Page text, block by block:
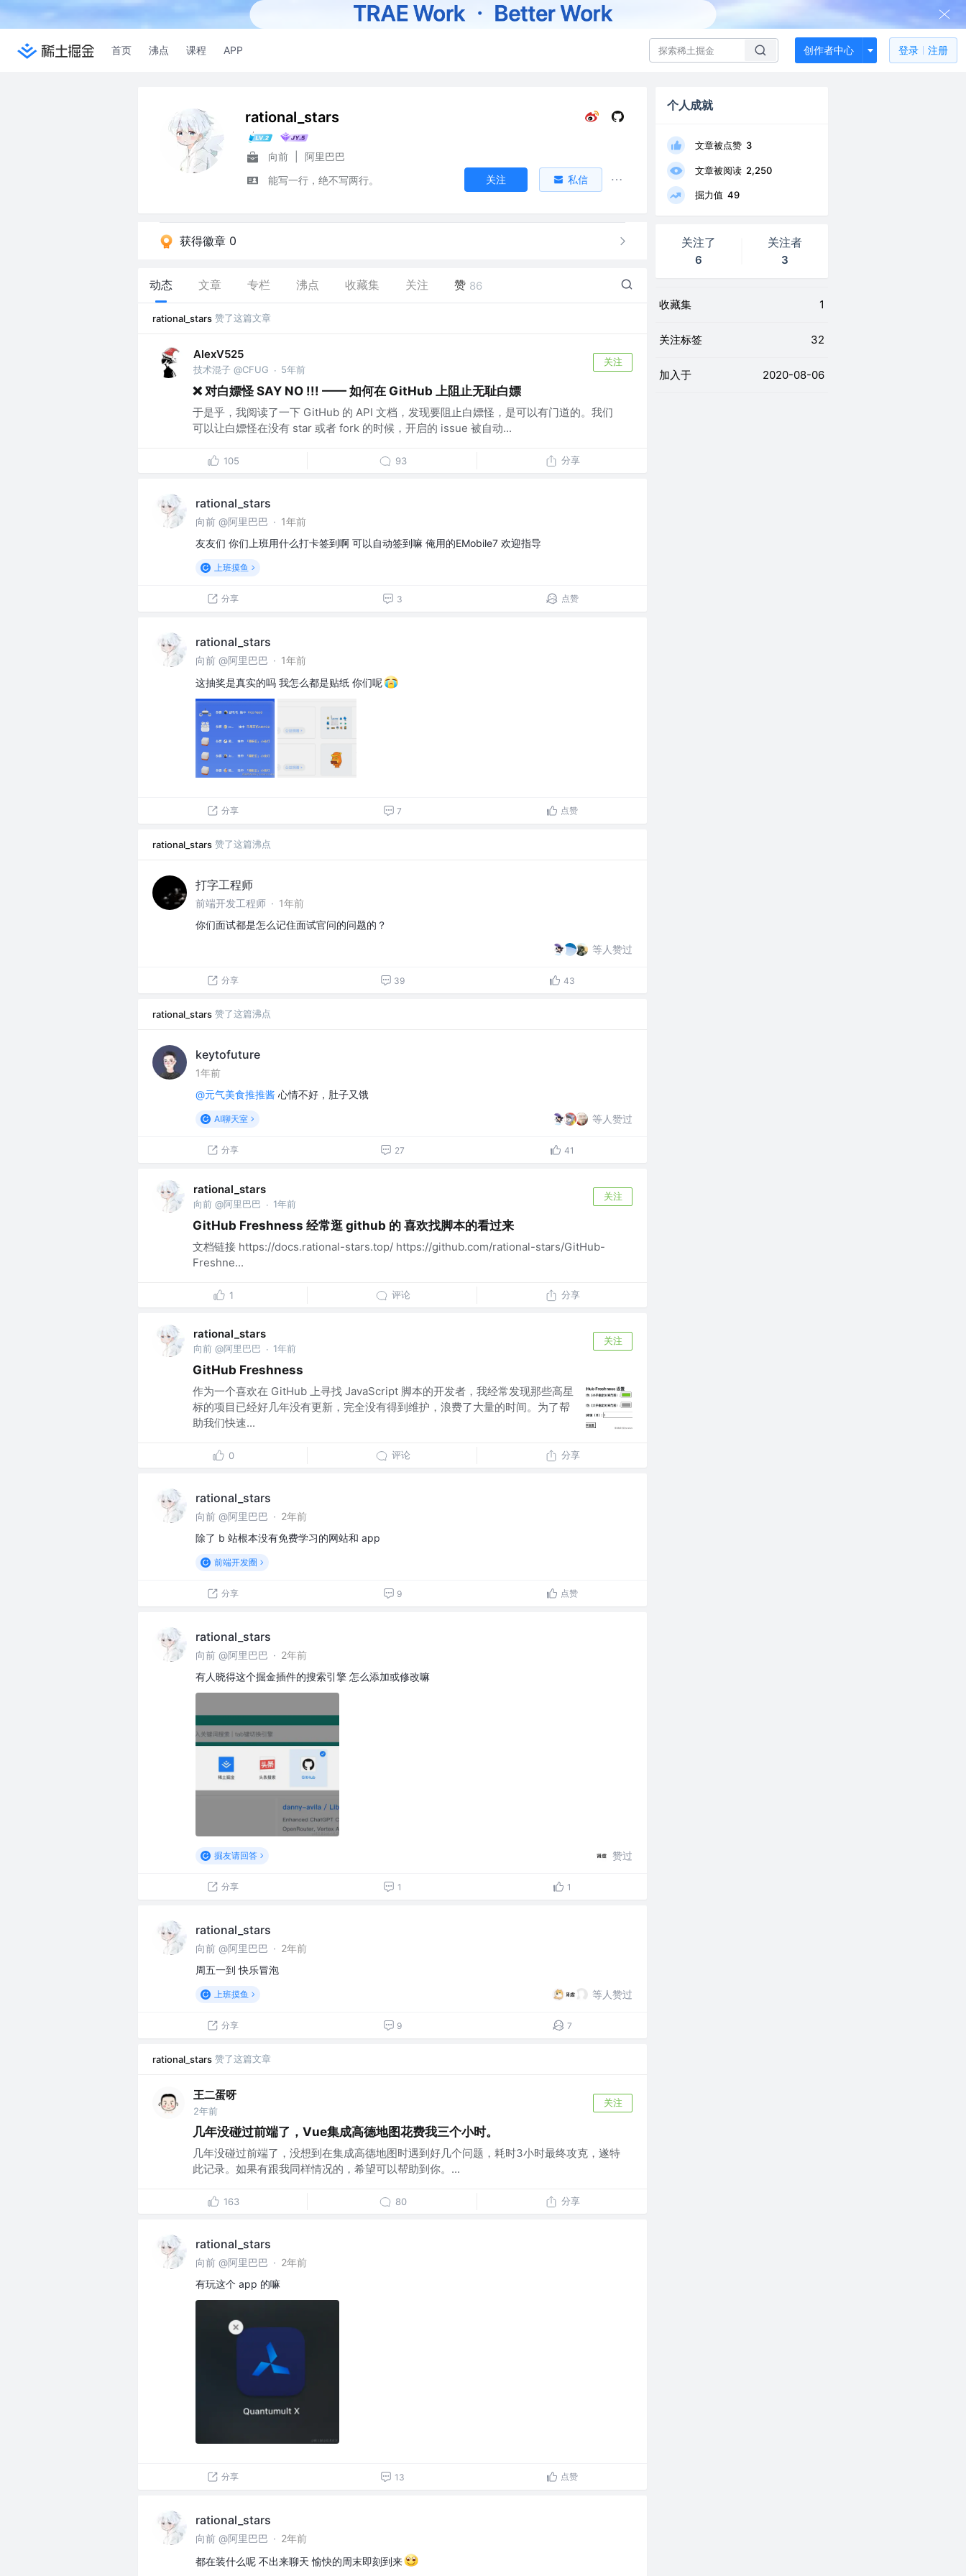
首页 沸点 课程 APP 创作者中心 登录 注册
rational_stars
向前
阿里巴巴
能写一行，绝不写两行。
关注 私信
获得徽章 0
动态 文章 专栏 沸点 收藏集 关注 赞 86
rational_stars 赞了这篇文章
AlexV525
技术混子 @CFUG · 5年前
关注
❌ 对白嫖怪 SAY NO !!! —— 如何在 GitHub 上阻止无耻白嫖
于是乎，我阅读了一下 GitHub 的 API 文档，发现要阻止白嫖怪，是可以有门道的。我们
可以让白嫖怪在没有 star 或者 fork 的时候，开启的 issue 被自动...
105 93 分享
rational_stars
向前 @阿里巴巴 · 1年前
友友们 你们上班用什么打卡签到啊 可以自动签到嘛 俺用的EMobile7 欢迎指导
上班摸鱼
分享 3 点赞
rational_stars
向前 @阿里巴巴 · 1年前
这抽奖是真实的吗 我怎么都是贴纸 你们呢
分享 7 点赞
rational_stars 赞了这篇沸点
打字工程师
前端开发工程师 · 1年前
你们面试都是怎么记住面试官问的问题的？
等人赞过
分享 39 43
rational_stars 赞了这篇沸点
keytofuture
1年前
@元气美食推推酱 心情不好，肚子又饿
AI聊天室 等人赞过
分享 27 41
rational_stars
向前 @阿里巴巴 · 1年前
关注
GitHub Freshness 经常逛 github 的 喜欢找脚本的看过来
文档链接 https://docs.rational-stars.top/ https://github.com/rational-stars/GitHub-
Freshne...
1 评论 分享
rational_stars
向前 @阿里巴巴 · 1年前
关注
GitHub Freshness
作为一个喜欢在 GitHub 上寻找 JavaScript 脚本的开发者，我经常发现那些高星
标的项目已经好几年没有更新，完全没有得到维护，浪费了大量的时间。为了帮
助我们快速...
0 评论 分享
rational_stars
向前 @阿里巴巴 · 2年前
除了 b 站根本没有免费学习的网站和 app
前端开发圈
分享 9 点赞
rational_stars
向前 @阿里巴巴 · 2年前
有人晓得这个掘金插件的搜索引擎 怎么添加或修改嘛
掘友请回答 赞过
分享 1 1
rational_stars
向前 @阿里巴巴 · 2年前
周五一到 快乐冒泡
上班摸鱼 等人赞过
分享 9 7
rational_stars 赞了这篇文章
王二蛋呀
2年前
关注
几年没碰过前端了，Vue集成高德地图花费我三个小时。
几年没碰过前端了，没想到在集成高德地图时遇到好几个问题，耗时3小时最终攻克，遂特
此记录。如果有跟我同样情况的，希望可以帮助到你。...
163 80 分享
rational_stars
向前 @阿里巴巴 · 2年前
有玩这个 app 的嘛
分享 13 点赞
rational_stars
向前 @阿里巴巴 · 2年前
都在装什么呢 不出来聊天 愉快的周末即刻到来
个人成就
文章被点赞 3
文章被阅读 2,250
掘力值 49
关注了
6
关注者
3
收藏集 1
关注标签 32
加入于 2020-08-06